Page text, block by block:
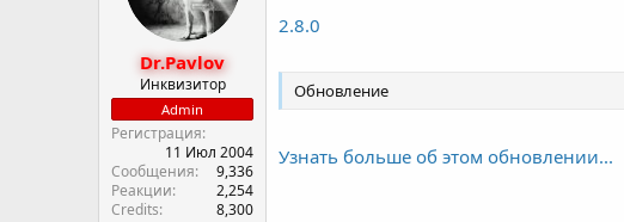
Dr.Pavlov
Инквизитор
Admin
Регистрация
11 Июл 2004
Сообщения
9,336
Реакции
2,254
Credits
8,300
2.8.0
Обновление
Узнать больше об этом обновлении...